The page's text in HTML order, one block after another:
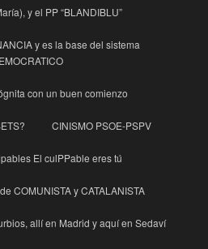
y el PP “BLANDIBLU”
y es la base del sistema
con un buen comienzo
CINISMO PSOE-PSPV
El culPPable eres tú
COMUNISTA y CATALANISTA
allí en Madrid y aquí en Sedaví